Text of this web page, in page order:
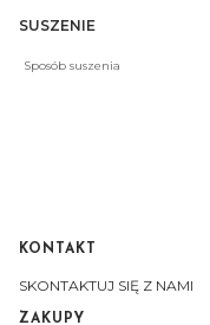
SUSZENIE
Sposób suszenia
Linki w stopce
KONTAKT
SKONTAKTUJ SIĘ Z NAMI
ZAKUPY